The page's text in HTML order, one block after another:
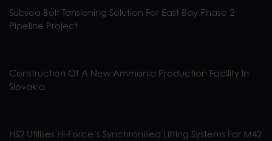
Subsea Bolt Tensioning Solution For East Bay Phase 2
Pipeline Project
Construction Of A New Ammonia Production Facility In
Slovakia
HS2 Utilises Hi-Force’s Synchronised Lifting Systems For M42